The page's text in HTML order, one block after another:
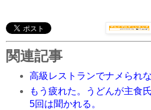
関連記事
高級レストランでナメられ
もう疲れた。うどんが主食
5回は聞かれる。